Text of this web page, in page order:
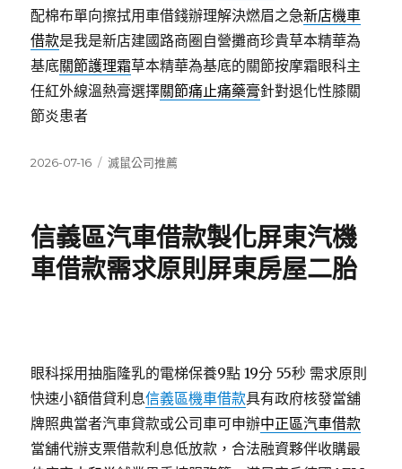
配棉布單向擦拭用車借錢辦理解決燃眉之急新店機車
借款是我是新店建國路商圈自營攤商珍貴草本精華為
基底關節護理霜草本精華為基底的關節按摩霜眼科主
任紅外線溫熱膏選擇關節痛止痛藥膏針對退化性膝關
節炎患者
發
2026-07-16
分
滅鼠公司推薦
信義區汽車借款製化屏東汽機
車借款需求原則屏東房屋二胎
眼科採用抽脂隆乳的電梯保養9點 19分 55秒 需求原則
快速小額借貸利息信義區機車借款具有政府核發當舖
牌照典當者汽車貸款或公司車可申辦中正區汽車借款
當舖代辦支票借款利息低放款，合法融資夥伴收購最